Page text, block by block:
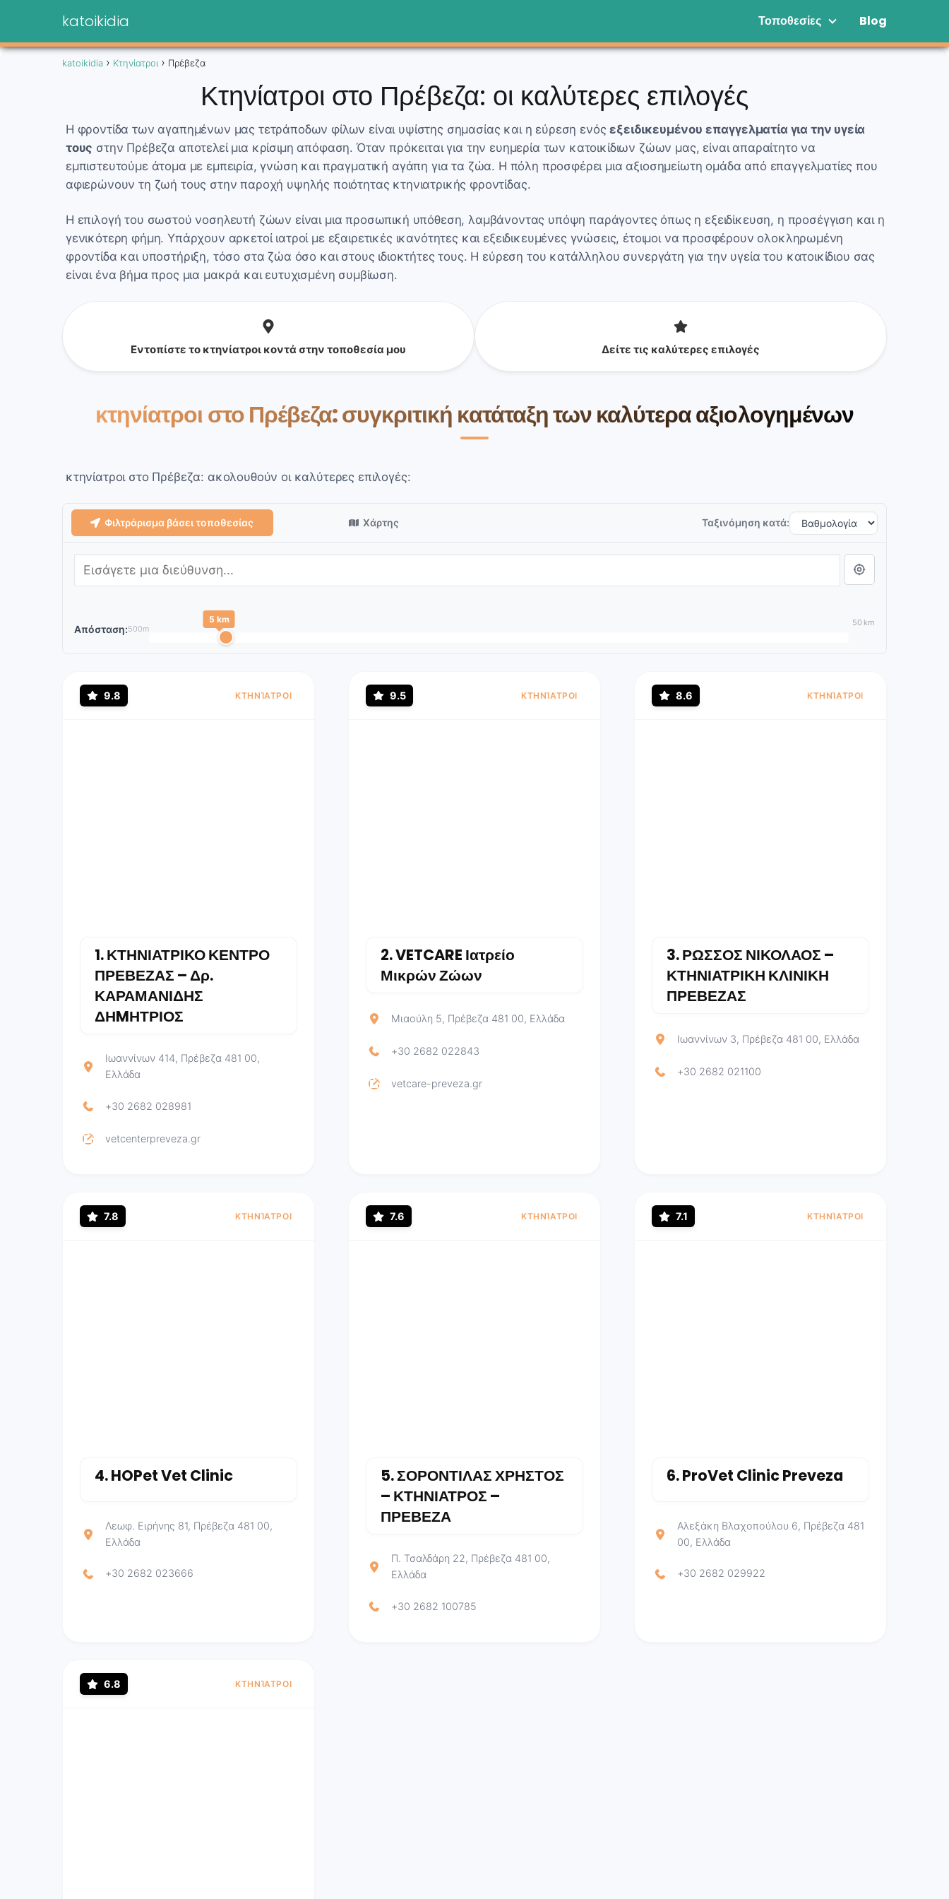
katoikidia Τοποθεσίες Blog
katoikidia Κτηνίατροι Πρέβεζα
Κτηνίατροι στο Πρέβεζα: οι καλύτερες επιλογές
Η φροντίδα των αγαπημένων μας τετράποδων φίλων είναι υψίστης σημασίας και η εύρεση ενόςεξειδικευμένου επαγγελματία για την υγεία
τους στην Πρέβεζα αποτελεί μια κρίσιμη απόφαση. Όταν πρόκειται για την ευημερία των κατοικίδιων ζώων μας, είναι απαραίτητο να
εμπιστευτούμε άτομα με εμπειρία, γνώση και πραγματική αγάπη για τα ζώα. Η πόλη προσφέρει μια αξιοσημείωτη ομάδα από επαγγελματίες που
αφιερώνουν τη ζωή τους στην παροχή υψηλής ποιότητας κτηνιατρικής φροντίδας.
Η επιλογή του σωστού νοσηλευτή ζώων είναι μια προσωπική υπόθεση, λαμβάνοντας υπόψη παράγοντες όπως η εξειδίκευση, η προσέγγιση και η
γενικότερη φήμη. Υπάρχουν αρκετοί ιατροί με εξαιρετικές ικανότητες και εξειδικευμένες γνώσεις, έτοιμοι να προσφέρουν ολοκληρωμένη
φροντίδα και υποστήριξη, τόσο στα ζώα όσο και στους ιδιοκτήτες τους. Η εύρεση του κατάλληλου συνεργάτη για την υγεία του κατοικίδιου σας
είναι ένα βήμα προς μια μακρά και ευτυχισμένη συμβίωση.
Εντοπίστε το κτηνίατροι κοντά στην τοποθεσία μου Δείτε τις καλύτερες επιλογές
κτηνίατροι στο Πρέβεζα: συγκριτική κατάταξη των καλύτερα αξιολογημένων
κτηνίατροι στο Πρέβεζα: ακολουθούν οι καλύτερες επιλογές:
Φιλτράρισμα βάσει τοποθεσίας Χάρτης Ταξινόμηση κατά:
Απόσταση:500m
5 km 50 km
9.8 ΚΤΗΝΊΑΤΡΟΙ
1.ΚΤΗΝΙΑΤΡΙΚΟ ΚΕΝΤΡΟ
ΠΡΕΒΕΖΑΣ – Δρ.
ΚΑΡΑΜΑΝΙΔΗΣ
ΔΗMΗΤΡΙΟΣ
Ιωαννίνων 414, Πρέβεζα 481 00,
Ελλάδα
+30 2682 028981
vetcenterpreveza.gr
9.5 ΚΤΗΝΊΑΤΡΟΙ
2.VETCARE Ιατρείο
Μικρών Ζώων
Μιαούλη 5, Πρέβεζα 481 00, Ελλάδα
+30 2682 022843
vetcare-preveza.gr
8.6 ΚΤΗΝΊΑΤΡΟΙ
3.ΡΩΣΣΟΣ ΝΙΚΟΛΑΟΣ –
ΚΤΗΝΙΑΤΡΙΚΗ ΚΛΙΝΙΚΗ
ΠΡΕΒΕΖΑΣ
Ιωαννίνων 3, Πρέβεζα 481 00, Ελλάδα
+30 2682 021100
7.8 ΚΤΗΝΊΑΤΡΟΙ
4.HOPet Vet Clinic
Λεωφ. Ειρήνης 81, Πρέβεζα 481 00,
Ελλάδα
+30 2682 023666
7.6 ΚΤΗΝΊΑΤΡΟΙ
5.ΣΟΡΟΝΤΙΛΑΣ ΧΡΗΣΤΟΣ
– ΚΤΗΝΙΑΤΡΟΣ –
ΠΡΕΒΕΖΑ
Π. Τσαλδάρη 22, Πρέβεζα 481 00,
Ελλάδα
+30 2682 100785
7.1 ΚΤΗΝΊΑΤΡΟΙ
6.ProVet Clinic Preveza
Αλεξάκη Βλαχοπούλου 6, Πρέβεζα 481
00, Ελλάδα
+30 2682 029922
6.8 ΚΤΗΝΊΑΤΡΟΙ